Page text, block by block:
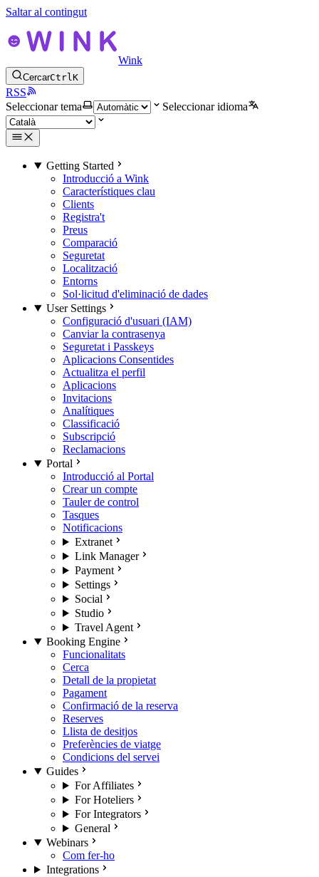
Saltar al contingut
Wink
CercarCtrlK
RSS
Seleccionar tema
Seleccionar idioma
Getting Started
Introducció a Wink
Característiques clau
Clients
Registra't
Preus
Comparació
Seguretat
Localització
Entorns
Sol·licitud d'eliminació de dades
User Settings
Configuració d'usuari (IAM)
Canviar la contrasenya
Seguretat i Passkeys
Aplicacions Consentides
Actualitza el perfil
Aplicacions
Invitacions
Analítiques
Classificació
Subscripció
Reclamacions
Portal
Introducció al Portal
Crear un compte
Tauler de control
Tasques
Notificacions
Extranet
Link Manager
Payment
Settings
Social
Studio
Travel Agent
Booking Engine
Funcionalitats
Cerca
Detall de la propietat
Pagament
Confirmació de la reserva
Reserves
Llista de desitjos
Preferències de viatge
Condicions del servei
Guides
For Affiliates
For Hoteliers
For Integrators
General
Webinars
Com fer-ho
Integrations